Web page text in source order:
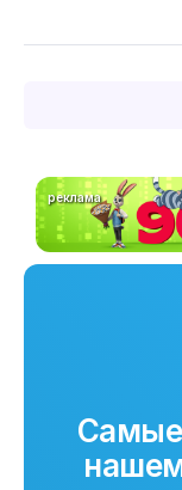
реклама
Самые